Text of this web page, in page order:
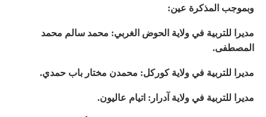
وبموجب المذكرة عين:
مديرا للتربية في ولاية الحوض الغربي: محمد سالم محمد
المصطفى.
مديرا للتربية في ولاية كوركل: محمدن مختار باب حمدي.
مديرا للتربية في ولاية آدرار: اتيام عاليون.